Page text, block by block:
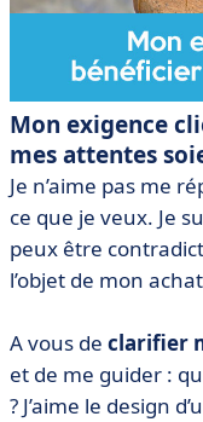
Mon exigence
mes attentes
Je n’aime pas me
ce que je veux. Je
peux être
l’objet de mon
A vous de clarifier
et de me guider :
? J’aime le design